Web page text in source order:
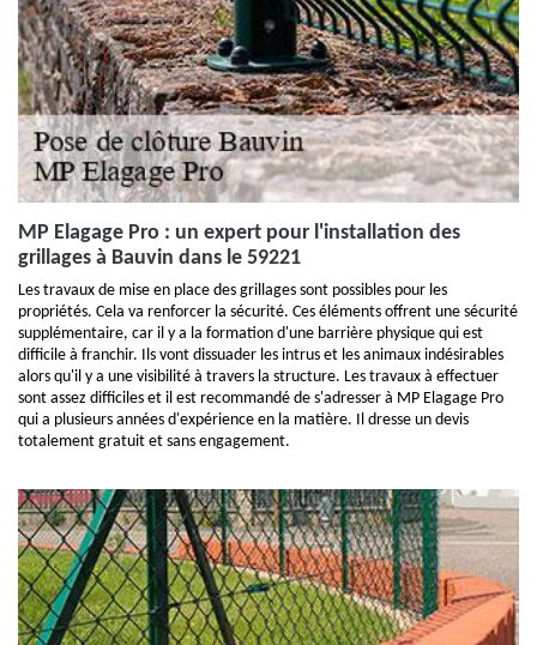
MP Elagage Pro : un expert pour l'installation des
grillages à Bauvin dans le 59221
Les travaux de mise en place des grillages sont possibles pour les
propriétés. Cela va renforcer la sécurité. Ces éléments offrent une sécurité
supplémentaire, car il y a la formation d'une barrière physique qui est
difficile à franchir. Ils vont dissuader les intrus et les animaux indésirables
alors qu'il y a une visibilité à travers la structure. Les travaux à effectuer
sont assez difficiles et il est recommandé de s'adresser à MP Elagage Pro
qui a plusieurs années d'expérience en la matière. Il dresse un devis
totalement gratuit et sans engagement.